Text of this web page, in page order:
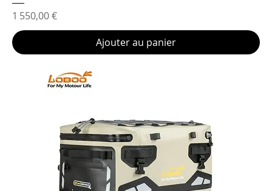
Prix
1 550,00 €
Ajouter au panier